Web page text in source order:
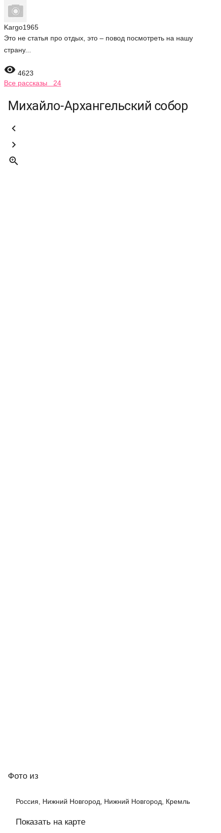
Kargo1965
Это не статья про отдых, это – повод посмотреть на нашу
страну...
 4623
Все рассказы 24
Михайло-Архангельский собор



Фото из
Россия, Нижний Новгород, Нижний Новгород, Кремль
Показать на карте